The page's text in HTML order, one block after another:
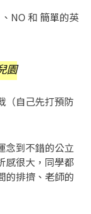
NO 和 簡單的英
園
（自己先打預防
念到不錯的公立
感很大，同學都
的排擠、老師的